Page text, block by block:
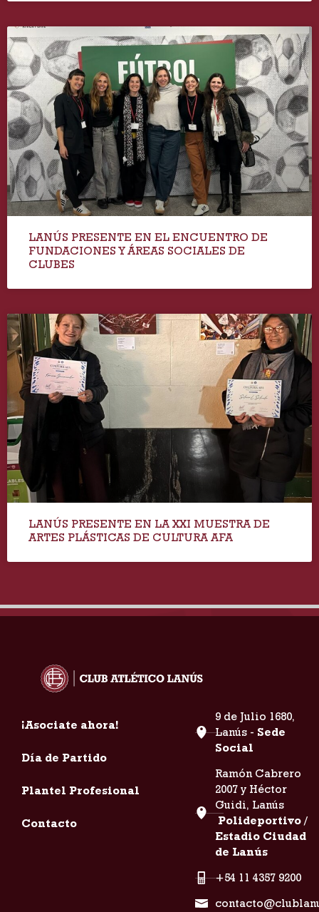
LANÚS PRESENTE EN EL ENCUENTRO DE
FUNDACIONES Y ÁREAS SOCIALES DE
CLUBES
LANÚS PRESENTE EN LA XXI MUESTRA DE
ARTES PLÁSTICAS DE CULTURA AFA
¡Asociate ahora!
Día de Partido
Plantel Profesional
Contacto
9 de Julio 1680,
Lanús - Sede
Social
Ramón Cabrero
2007 y Héctor
Guidi, Lanús
Polideportivo /
Estadio Ciudad
de Lanús
+54 11 4357 9200